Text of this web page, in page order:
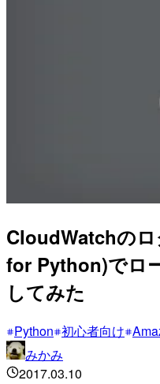
CloudWatchの
for Python)でロ
してみた
Python 初心者向け
みかみ
2017.03.10